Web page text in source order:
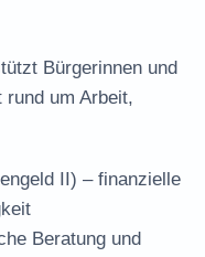
Bürgerinnen und
rund um Arbeit,
II) – finanzielle
Beratung und